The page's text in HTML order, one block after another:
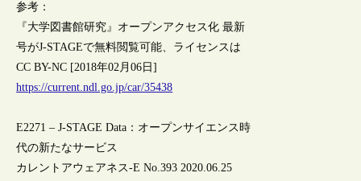
参考：
『大学図書館研究』オープンアクセス化 最新
号がJ-STAGEで無料閲覧可能、ライセンスは
CC BY-NC [2018年02月06日]
https://current.ndl.go.jp/car/35438
E2271 – J-STAGE Data：オープンサイエンス時
代の新たなサービス
カレントアウェアネス-E No.393 2020.06.25